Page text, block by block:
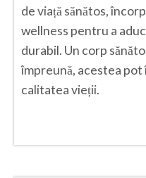
Tulcea
Valcea
Vaslui
de viață sănătos,
wellness pentru a
durabil. Un corp
împreună, acestea
calitatea vieții.